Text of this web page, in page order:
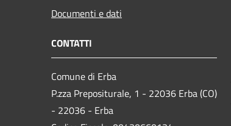
Documenti e dati
CONTATTI
Comune di Erba
P.zza Prepositurale, 1 - 22036 Erba (CO)
- 22036 - Erba